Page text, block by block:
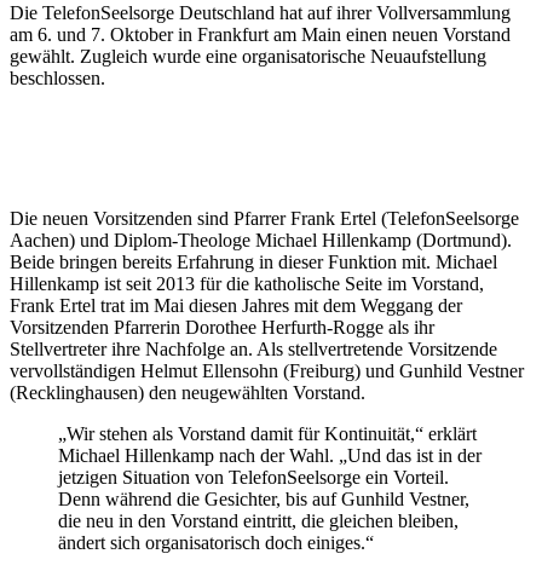
Die TelefonSeelsorge Deutschland hat auf ihrer Vollversammlung
am 6. und 7. Oktober in Frankfurt am Main einen neuen Vorstand
gewählt. Zugleich wurde eine organisatorische Neuaufstellung
beschlossen.
Die neuen Vorsitzenden sind Pfarrer Frank Ertel (TelefonSeelsorge
Aachen) und Diplom-Theologe Michael Hillenkamp (Dortmund).
Beide bringen bereits Erfahrung in dieser Funktion mit. Michael
Hillenkamp ist seit 2013 für die katholische Seite im Vorstand,
Frank Ertel trat im Mai diesen Jahres mit dem Weggang der
Vorsitzenden Pfarrerin Dorothee Herfurth-Rogge als ihr
Stellvertreter ihre Nachfolge an. Als stellvertretende Vorsitzende
vervollständigen Helmut Ellensohn (Freiburg) und Gunhild Vestner
(Recklinghausen) den neugewählten Vorstand.
„Wir stehen als Vorstand damit für Kontinuität,“ erklärt
Michael Hillenkamp nach der Wahl. „Und das ist in der
jetzigen Situation von TelefonSeelsorge ein Vorteil.
Denn während die Gesichter, bis auf Gunhild Vestner,
die neu in den Vorstand eintritt, die gleichen bleiben,
ändert sich organisatorisch doch einiges.“